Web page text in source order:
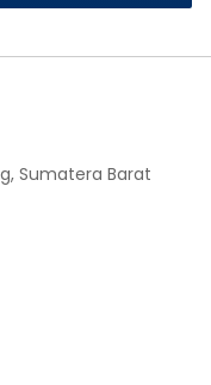
Sumatera Barat